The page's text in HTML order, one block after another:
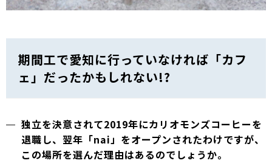
期間工で愛知に行っていなければ「カフ
ェ」だったかもしれない!?
独立を決意されて2019年にカリオモンズコーヒーを
退職し、翌年「nai」をオープンされたわけですが、
この場所を選んだ理由はあるのでしょうか。